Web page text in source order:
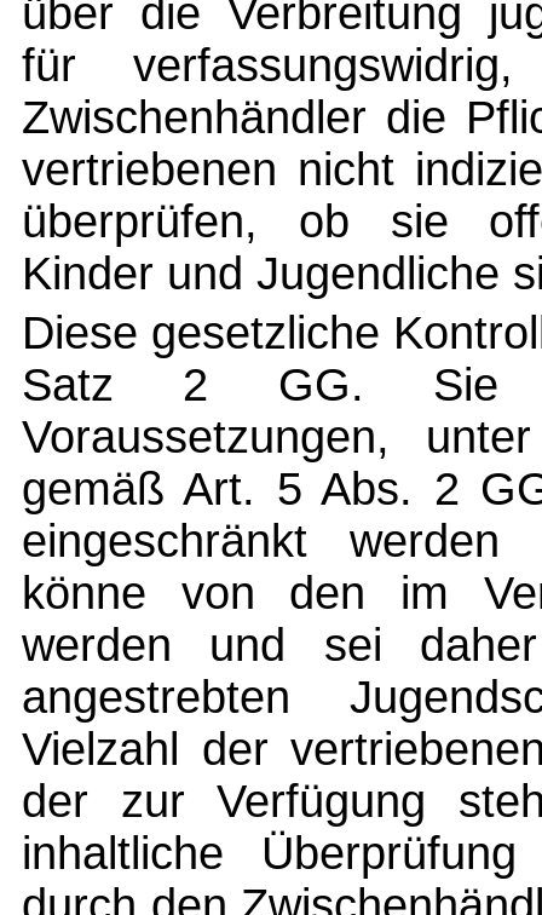
über die Verbreitung
für
Zwischenhändler die
vertriebenen nicht
überprüfen, ob sie
Kinder und Jugendliche
Diese gesetzliche
Satz 2 GG. Sie
Voraussetzungen,
gemäß Art. 5 Abs. 2
eingeschränkt
könne von den im
werden und sei
angestrebten
Vielzahl der
der zur Verfügung
inhaltliche